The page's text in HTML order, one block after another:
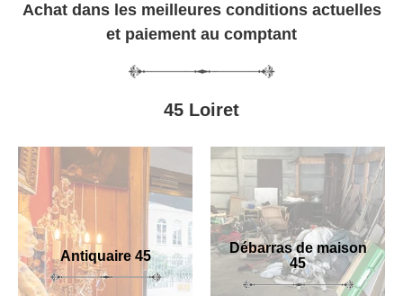
Achat dans les meilleures conditions actuelles
et paiement au comptant
45 Loiret
Antiquaire 45
Débarras de maison
45